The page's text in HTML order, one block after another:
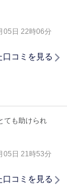
05日 22時06分
口コミを見る
ても助けられ
05日 21時53分
口コミを見る